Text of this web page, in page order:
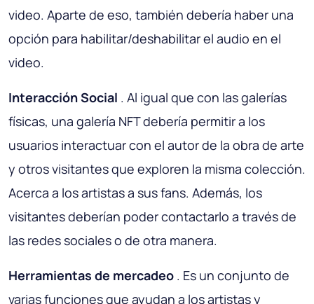
video. Aparte de eso, también debería haber una
opción para habilitar/deshabilitar el audio en el
video.
Interacción Social . Al igual que con las galerías
físicas, una galería NFT debería permitir a los
usuarios interactuar con el autor de la obra de arte
y otros visitantes que exploren la misma colección.
Acerca a los artistas a sus fans. Además, los
visitantes deberían poder contactarlo a través de
las redes sociales o de otra manera.
Herramientas de mercadeo . Es un conjunto de
varias funciones que ayudan a los artistas y